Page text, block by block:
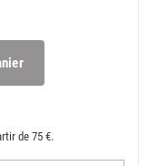
de 75 €.